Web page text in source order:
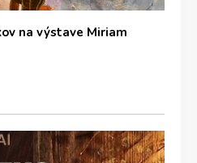
na výstave Miriam